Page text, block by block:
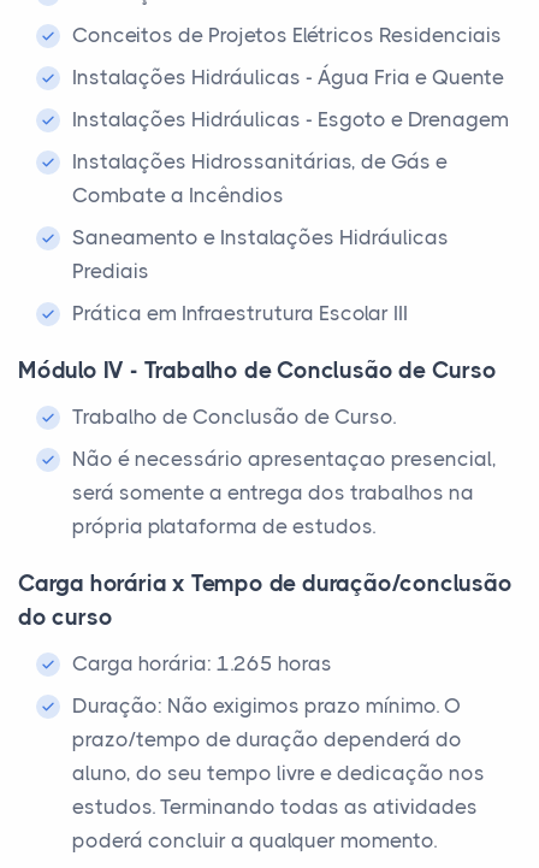
Conceitos de Projetos Elétricos Residenciais
Instalações Hidráulicas - Água Fria e Quente
Instalações Hidráulicas - Esgoto e Drenagem
Instalações Hidrossanitárias, de Gás e
Combate a Incêndios
Saneamento e Instalações Hidráulicas
Prediais
Prática em Infraestrutura Escolar III
Módulo IV - Trabalho de Conclusão de Curso
Trabalho de Conclusão de Curso.
Não é necessário apresentaçao presencial,
será somente a entrega dos trabalhos na
própria plataforma de estudos.
Carga horária x Tempo de duração/conclusão
do curso
Carga horária: 1.265 horas
Duração: Não exigimos prazo mínimo. O
prazo/tempo de duração dependerá do
aluno, do seu tempo livre e dedicação nos
estudos. Terminando todas as atividades
poderá concluir a qualquer momento.